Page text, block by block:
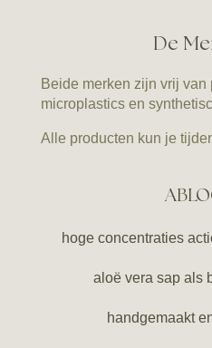
De
Beide merken zijn vrij van
microplastics en
Alle producten kun je
hoge concentraties
aloë vera sap als
handgemaakt